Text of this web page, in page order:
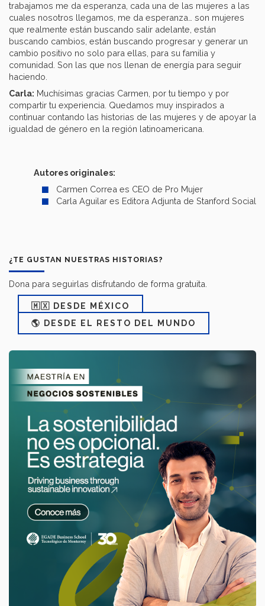
trabajamos me da esperanza, cada una de las mujeres a las
cuales nosotros llegamos, me da esperanza… son mujeres
que realmente están buscando salir adelante, están
buscando cambios, están buscando progresar y generar un
cambio positivo no solo para ellas, para su familia y
comunidad. Son las que nos llenan de energía para seguir
haciendo.
Carla: Muchísimas gracias Carmen, por tu tiempo y por
compartir tu experiencia. Quedamos muy inspirados a
continuar contando las historias de las mujeres y de apoyar la
igualdad de género en la región latinoamericana.
Autores originales:
Carmen Correa es CEO de Pro Mujer
Carla Aguilar es Editora Adjunta de Stanford Social
¿TE GUSTAN NUESTRAS HISTORIAS?
Dona para seguirlas disfrutando de forma gratuita.
🇲🇽 DESDE MÉXICO
🌎 DESDE EL RESTO DEL MUNDO